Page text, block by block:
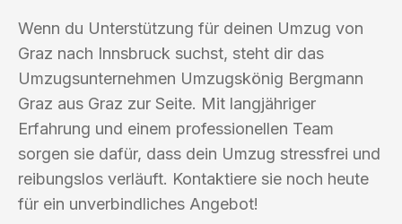
Wenn du Unterstützung für deinen Umzug von
Graz nach Innsbruck suchst, steht dir das
Umzugsunternehmen Umzugskönig Bergmann
Graz aus Graz zur Seite. Mit langjähriger
Erfahrung und einem professionellen Team
sorgen sie dafür, dass dein Umzug stressfrei und
reibungslos verläuft. Kontaktiere sie noch heute
für ein unverbindliches Angebot!